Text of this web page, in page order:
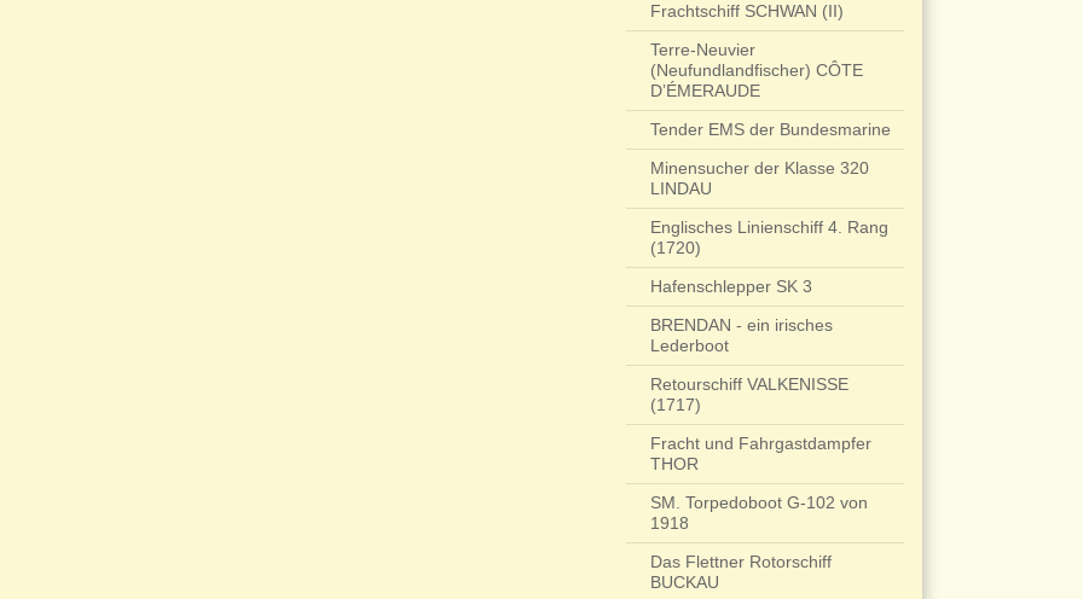
Frachtschiff SCHWAN (II)
Terre-Neuvier
(Neufundlandfischer) CÔTE
D’ÉMERAUDE
Tender EMS der Bundesmarine
Minensucher der Klasse 320
LINDAU
Englisches Linienschiff 4. Rang
(1720)
Hafenschlepper SK 3
BRENDAN - ein irisches
Lederboot
Retourschiff VALKENISSE
(1717)
Fracht und Fahrgastdampfer
THOR
SM. Torpedoboot G-102 von
1918
Das Flettner Rotorschiff
BUCKAU